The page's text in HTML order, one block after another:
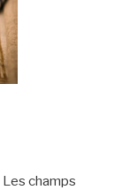
Les champs